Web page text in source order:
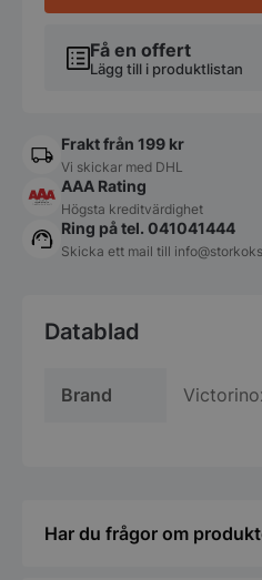
Få en offert
Lägg till i produktlistan
Frakt från 199 kr
Vi skickar med DHL
AAA Rating
Högsta kreditvärdighet
Ring på tel. 041041444
Skicka ett mail till
Datablad
Brand
Har du frågor om